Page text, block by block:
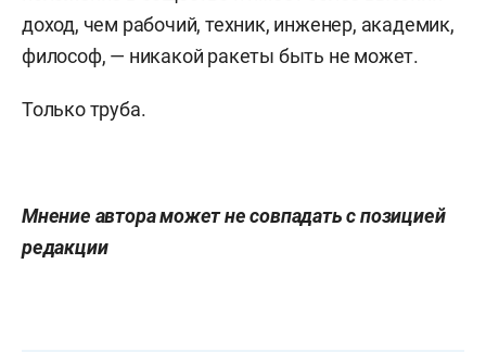
доход, чем рабочий, техник, инженер, академик,
философ, — никакой ракеты быть не может.
Только труба.
Мнение автора может не совпадать с позицией
редакции